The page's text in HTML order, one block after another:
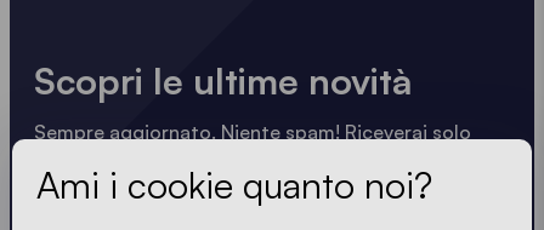
Scopri le ultime novità
Sempre aggiornato. Niente spam! Riceverai solo
compatto. Proprio come i nostri gazebo.
Ami i cookie quanto noi?